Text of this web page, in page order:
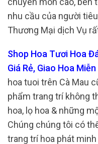
nhu cầu của người
Thương Mại dịch Vụ
Shop Hoa Tươi Hoa
Giá Rẻ, Giao Hoa Miễn
hoa tuoi trên Cà Mau
phẩm trang trí không
hoa, lọ hoa & những
Chúng chúng tôi có
trang trí hoa phát